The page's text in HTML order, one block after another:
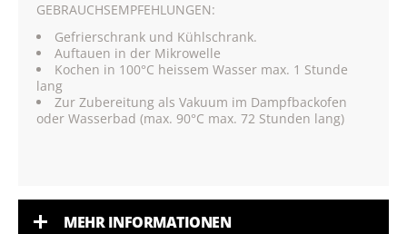
GEBRAUCHSEMPFEHLUNGEN:
Gefrierschrank und Kühlschrank.
Auftauen in der Mikrowelle
Kochen in 100°C heissem Wasser max. 1 Stunde
lang
Zur Zubereitung als Vakuum im Dampfbackofen
oder Wasserbad (max. 90°C max. 72 Stunden lang)
MEHR INFORMATIONEN